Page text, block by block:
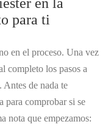
para ti
en el proceso. Una vez
completo los pasos a
Antes de nada te
para comprobar si se
nota que empezamos: